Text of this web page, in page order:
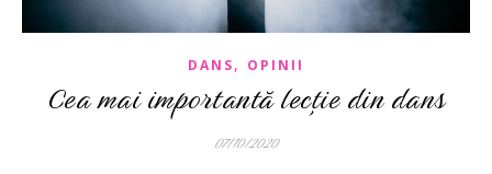
DANS, OPINII
Cea mai importantă lecție din dans
07/10/2020